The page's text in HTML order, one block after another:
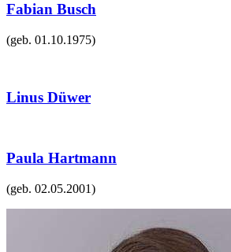
Fabian Busch
(geb. 01.10.1975)
Linus Düwer
Paula Hartmann
(geb. 02.05.2001)